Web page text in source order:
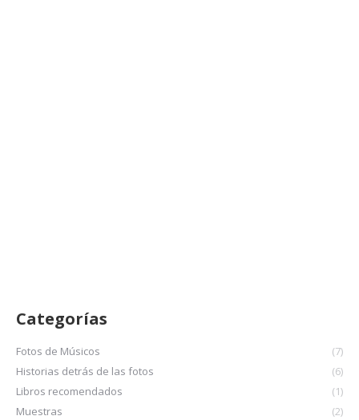
Categorías
Fotos de Músicos
(7)
Historias detrás de las fotos
(6)
Libros recomendados
(1)
Muestras
(2)